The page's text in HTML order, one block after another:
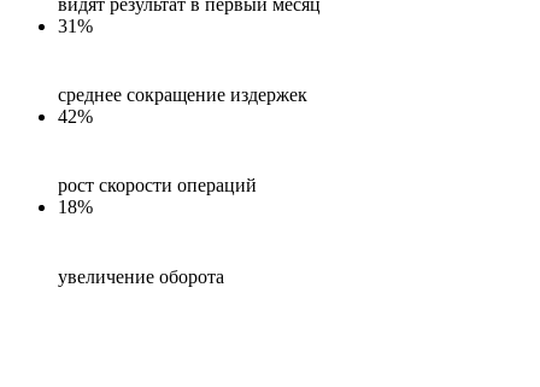
31%
среднее сокращение издержек
42%
рост скорости операций
18%
увеличение оборота